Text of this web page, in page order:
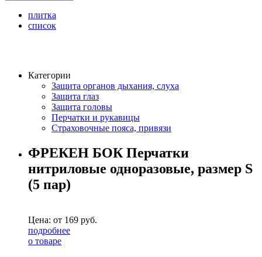
плитка
список
Категории
Защита органов дыхания, слуха
Защита глаз
Защита головы
Перчатки и рукавицы
Страховочные пояса, привязи
ФРЕКЕН БОК Перчатки
нитриловые одноразовые, размер S
(5 пар)
Цена: от 169 руб.
подробнее
о товаре